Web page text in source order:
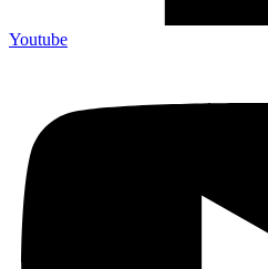
Youtube